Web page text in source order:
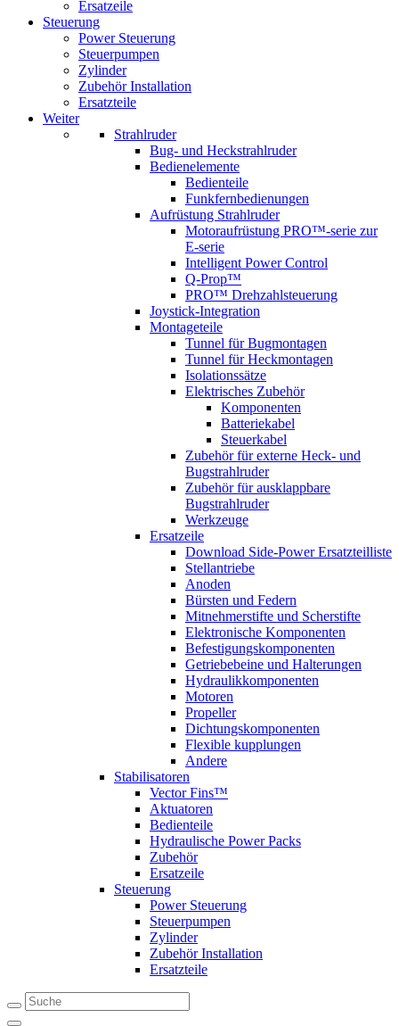
Ersatzeile
Steuerung
Power Steuerung
Steuerpumpen
Zylinder
Zubehör Installation
Ersatzteile
Weiter
Strahlruder
Bug- und Heckstrahlruder
Bedienelemente
Bedienteile
Funkfernbedienungen
Aufrüstung Strahlruder
Motoraufrüstung PRO™-serie zur
E-serie
Intelligent Power Control
Q-Prop™
PRO™ Drehzahlsteuerung
Joystick-Integration
Montageteile
Tunnel für Bugmontagen
Tunnel für Heckmontagen
Isolationssätze
Elektrisches Zubehör
Komponenten
Batteriekabel
Steuerkabel
Zubehör für externe Heck- und
Bugstrahlruder
Zubehör für ausklappbare
Bugstrahlruder
Werkzeuge
Ersatzeile
Download Side-Power Ersatzteilliste
Stellantriebe
Anoden
Bürsten und Federn
Mitnehmerstifte und Scherstifte
Elektronische Komponenten
Befestigungskomponenten
Getriebebeine und Halterungen
Hydraulikkomponenten
Motoren
Propeller
Dichtungskomponenten
Flexible kupplungen
Andere
Stabilisatoren
Vector Fins™
Aktuatoren
Bedienteile
Hydraulische Power Packs
Zubehör
Ersatzeile
Steuerung
Power Steuerung
Steuerpumpen
Zylinder
Zubehör Installation
Ersatzteile